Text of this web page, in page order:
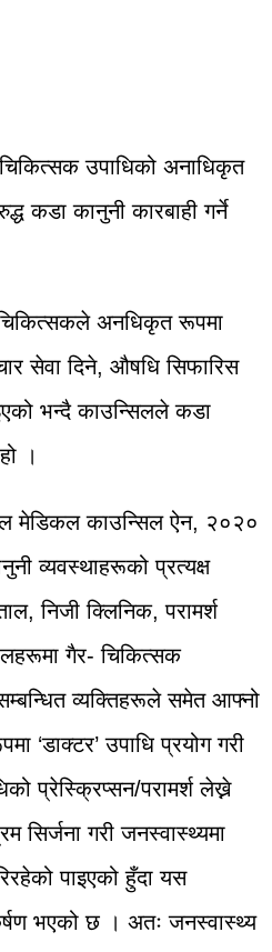
उपाधिको अनाधिकृत
कडा कानुनी कारबाही गर्ने
अनधिकृत रूपमा
सेवा दिने, औषधि सिफारिस
भन्दै काउन्सिलले कडा
।
मेडिकल काउन्सिल ऐन, २०२०
व्यवस्थाहरूको प्रत्यक्ष
निजी क्लिनिक, परामर्श
गैर- चिकित्सक
व्यक्तिहरूले समेत आफ्नो
‘डाक्टर’ उपाधि प्रयोग गरी
प्रेस्क्रिप्सन/परामर्श लेख्ने
सिर्जना गरी जनस्वास्थ्यमा
पाइएको हुँदा यस
भएको छ । अतः जनस्वास्थ्य